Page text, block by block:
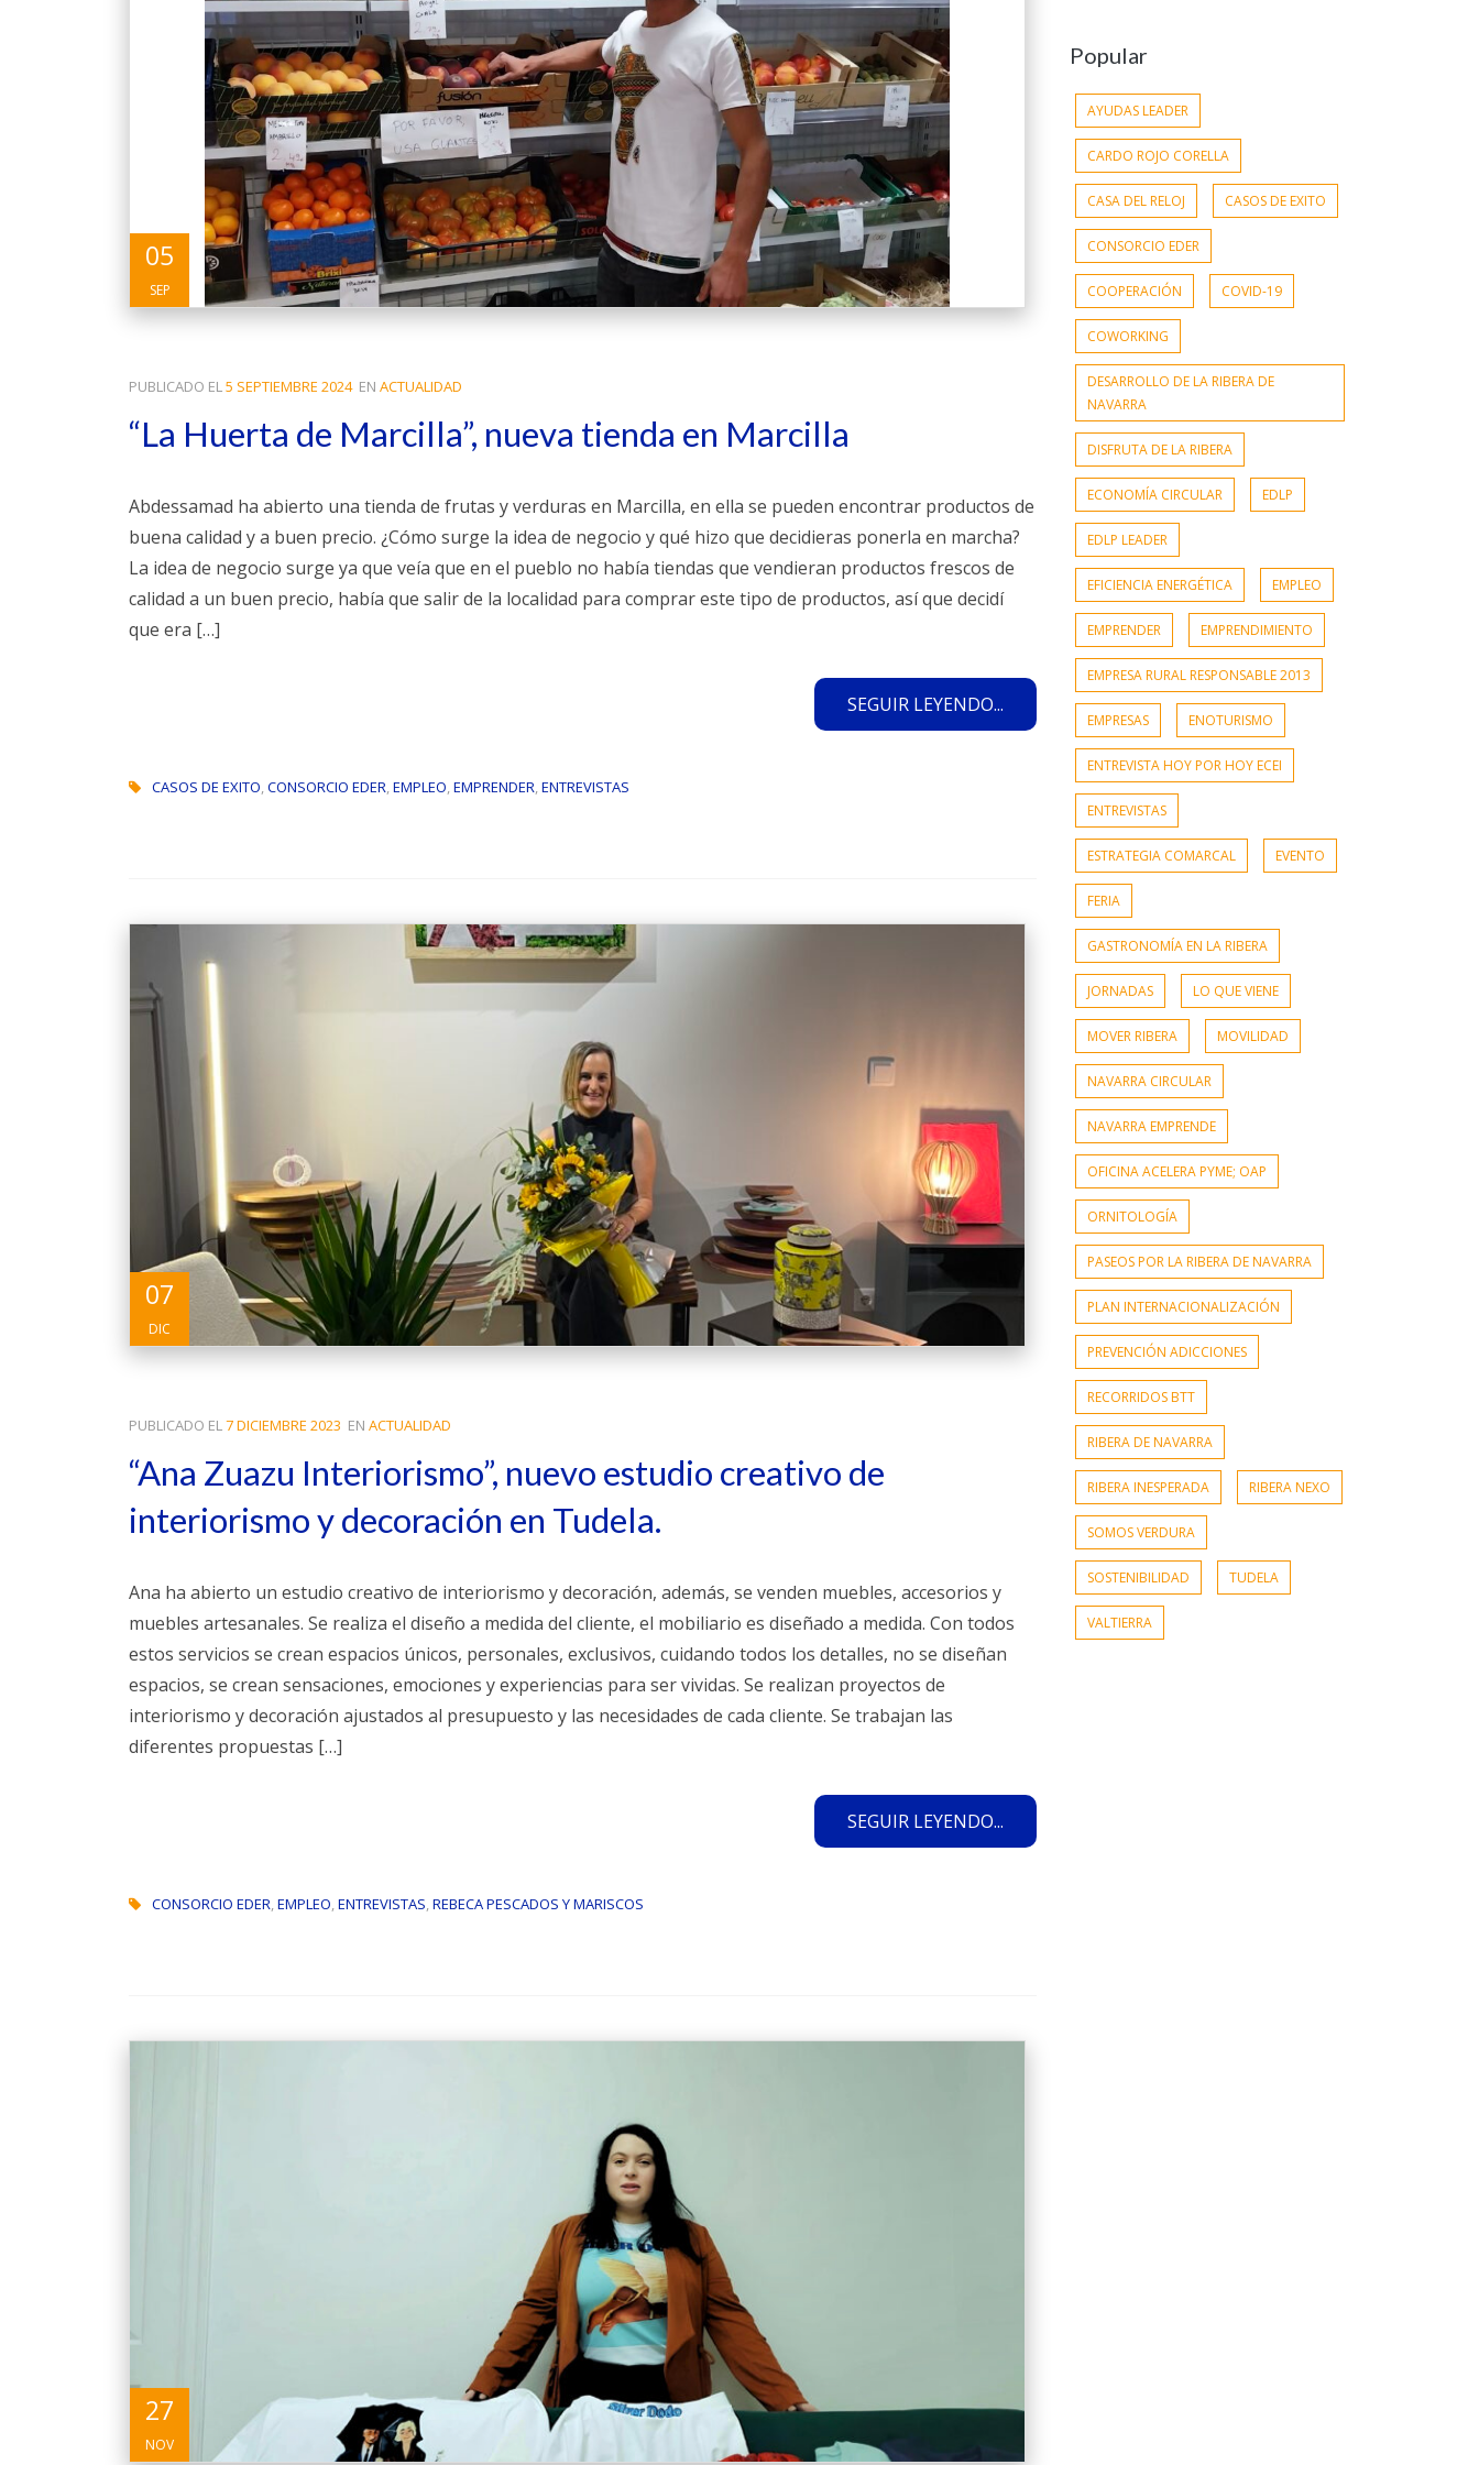
05
SEP
PUBLICADO EL5 SEPTIEMBRE 2024 EN ACTUALIDAD
“La Huerta de Marcilla”, nueva tienda en Marcilla
Abdessamad ha abierto una tienda de frutas y verduras en Marcilla, en ella se pueden encontrar productos de
buena calidad y a buen precio. ¿Cómo surge la idea de negocio y qué hizo que decidieras ponerla en marcha?
La idea de negocio surge ya que veía que en el pueblo no había tiendas que vendieran productos frescos de
calidad a un buen precio, había que salir de la localidad para comprar este tipo de productos, así que decidí
que era […]
SEGUIR LEYENDO...
CASOS DE EXITO,CONSORCIO EDER,EMPLEO,EMPRENDER,ENTREVISTAS
07
DIC
PUBLICADO EL7 DICIEMBRE 2023 EN ACTUALIDAD
“Ana Zuazu Interiorismo”, nuevo estudio creativo de
interiorismo y decoración en Tudela.
Ana ha abierto un estudio creativo de interiorismo y decoración, además, se venden muebles, accesorios y
muebles artesanales. Se realiza el diseño a medida del cliente, el mobiliario es diseñado a medida. Con todos
estos servicios se crean espacios únicos, personales, exclusivos, cuidando todos los detalles, no se diseñan
espacios, se crean sensaciones, emociones y experiencias para ser vividas. Se realizan proyectos de
interiorismo y decoración ajustados al presupuesto y las necesidades de cada cliente. Se trabajan las
diferentes propuestas […]
SEGUIR LEYENDO...
CONSORCIO EDER,EMPLEO,ENTREVISTAS,REBECA PESCADOS Y MARISCOS
27
NOV
Popular
AYUDAS LEADER
CARDO ROJO CORELLA
CASA DEL RELOJ CASOS DE EXITO
CONSORCIO EDER
COOPERACIÓN COVID-19
COWORKING
DESARROLLO DE LA RIBERA DE
NAVARRA
DISFRUTA DE LA RIBERA
ECONOMÍA CIRCULAR EDLP
EDLP LEADER
EFICIENCIA ENERGÉTICA EMPLEO
EMPRENDER EMPRENDIMIENTO
EMPRESA RURAL RESPONSABLE 2013
EMPRESAS ENOTURISMO
ENTREVISTA HOY POR HOY ECEI
ENTREVISTAS
ESTRATEGIA COMARCAL EVENTO
FERIA
GASTRONOMÍA EN LA RIBERA
JORNADAS LO QUE VIENE
MOVER RIBERA MOVILIDAD
NAVARRA CIRCULAR
NAVARRA EMPRENDE
OFICINA ACELERA PYME; OAP
ORNITOLOGÍA
PASEOS POR LA RIBERA DE NAVARRA
PLAN INTERNACIONALIZACIÓN
PREVENCIÓN ADICCIONES
RECORRIDOS BTT
RIBERA DE NAVARRA
RIBERA INESPERADA RIBERA NEXO
SOMOS VERDURA
SOSTENIBILIDAD TUDELA
VALTIERRA